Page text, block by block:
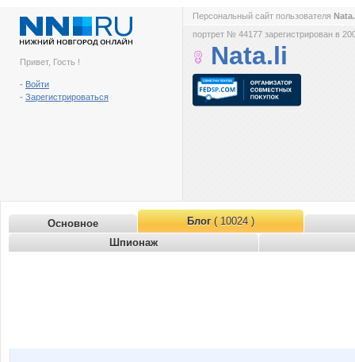
Привет, Гость !
- Войти
- Зарегистрироваться
Персональный сайт пользователя
портрет № 44177 зарегистрирован в
Nata.li
Основное Блог( 10024 )
Шпионаж